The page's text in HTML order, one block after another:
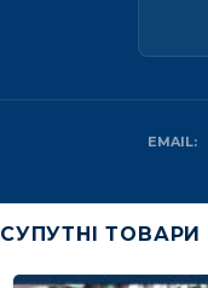
EMAIL:
СУПУТНІ ТОВАРИ